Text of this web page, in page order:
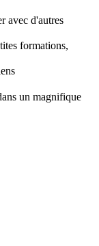
avec d'autres
formations,
un magnifique